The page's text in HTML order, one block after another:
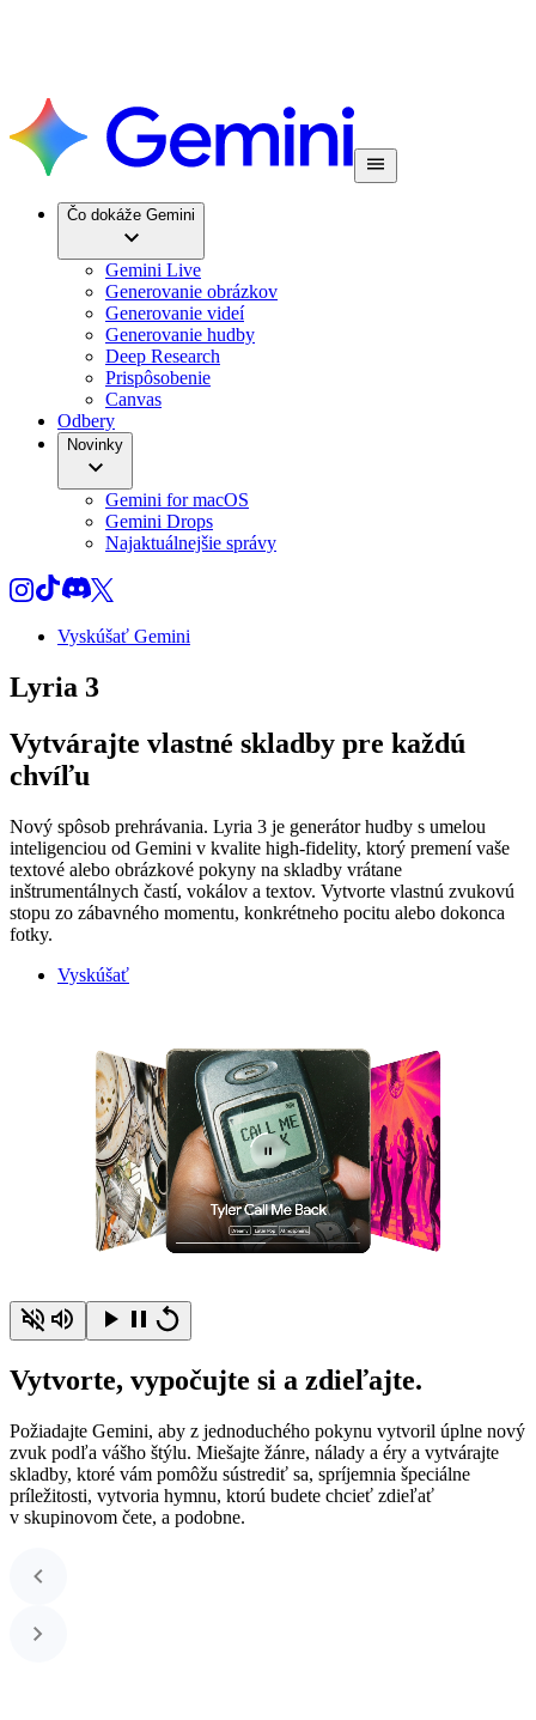
Čo dokáže Gemini
Gemini Live
Generovanie obrázkov
Generovanie videí
Generovanie hudby
Deep Research
Prispôsobenie
Canvas
Odbery
Novinky
Gemini for macOS
Gemini Drops
Najaktuálnejšie správy
Vyskúšať Gemini
Lyria 3
Vytvárajte vlastné skladby pre každú
chvíľu
Nový spôsob prehrávania. Lyria 3 je generátor hudby s umelou
inteligenciou od Gemini v kvalite high‑fidelity, ktorý premení vaše
textové alebo obrázkové pokyny na skladby vrátane
inštrumentálnych častí, vokálov a textov. Vytvorte vlastnú zvukovú
stopu zo zábavného momentu, konkrétneho pocitu alebo dokonca
fotky.
Vyskúšať
Vytvorte, vypočujte si a zdieľajte.
Požiadajte Gemini, aby z jednoduchého pokynu vytvoril úplne nový
zvuk podľa vášho štýlu. Miešajte žánre, nálady a éry a vytvárajte
skladby, ktoré vám pomôžu sústrediť sa, spríjemnia špeciálne
príležitosti, vytvoria hymnu, ktorú budete chcieť zdieľať
v skupinovom čete, a podobne.